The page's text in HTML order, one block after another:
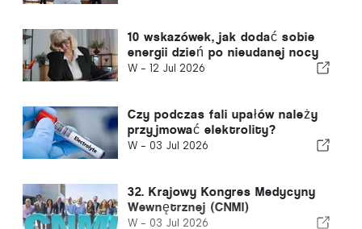
10 wskazówek, jak dodać sobie
energii dzień po nieudanej nocy
W - 12 Jul 2026
Czy podczas fali upałów należy
przyjmować elektrolity?
W - 03 Jul 2026
32. Krajowy Kongres Medycyny
Wewnętrznej (CNMI)
W - 03 Jul 2026